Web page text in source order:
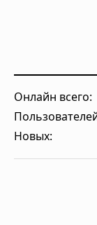
Онлайн всего:
Новых: